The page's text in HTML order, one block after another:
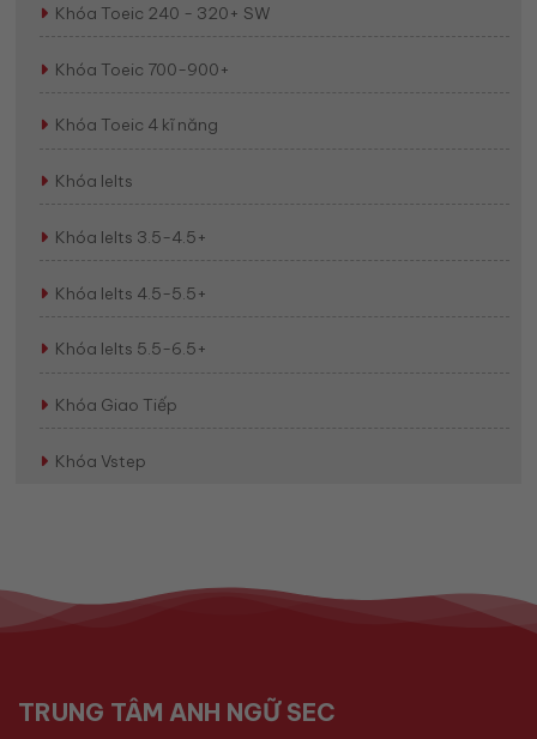
Khóa Toeic 240 - 320+ SW
Khóa Toeic 700-900+
Khóa Toeic 4 kĩ năng
Khóa Ielts
Khóa Ielts 3.5-4.5+
Khóa Ielts 4.5-5.5+
Khóa Ielts 5.5-6.5+
Khóa Giao Tiếp
Khóa Vstep
TRUNG TÂM ANH NGỮ SEC